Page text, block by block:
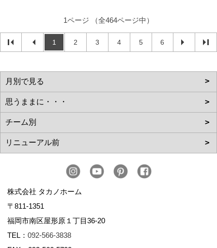
1ページ （全464ページ中）
1 2 3 4 5 6
株式会社 タカノホーム
〒811-1351
福岡市南区屋形原１丁目36-20
TEL： 092-566-3838